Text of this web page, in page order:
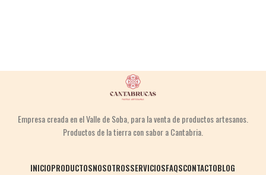
Empresa creada en el Valle de Soba, para la ventade productosartesanos.
Productos de la tierracon sabor a Cantabria.
INICIOPRODUCTOSNOSOTROSSERVICIOSFAQSCONTACTOBLOG